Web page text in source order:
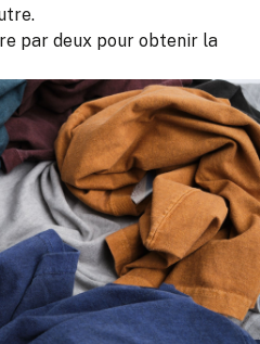
par deux pour obtenir la